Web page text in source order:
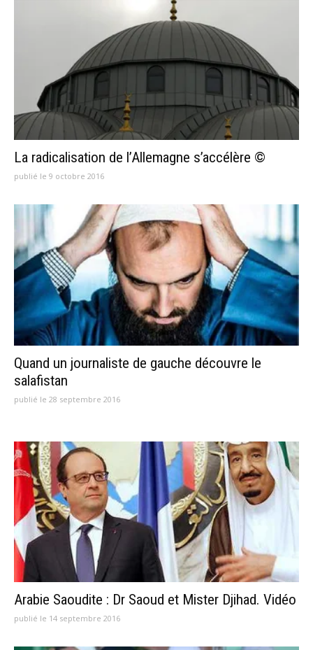
La radicalisation de l’Allemagne s’accélère ©
publié le 9 octobre 2016
Quand un journaliste de gauche découvre le
salafistan
publié le 28 septembre 2016
Arabie Saoudite : Dr Saoud et Mister Djihad. Vidéo
publié le 14 septembre 2016